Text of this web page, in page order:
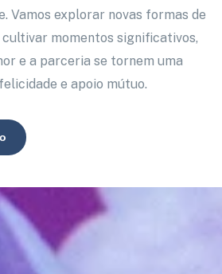
Vamos explorar novas formas de
momentos significativos,
e a parceria se tornem uma
e apoio mútuo.